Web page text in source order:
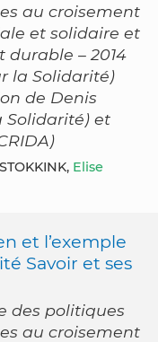
au croisement
et solidaire et
– 2014
la Solidarité)
de Denis
Solidarité) et
Elise
et l’exemple
Savoir et ses
des politiques
au croisement